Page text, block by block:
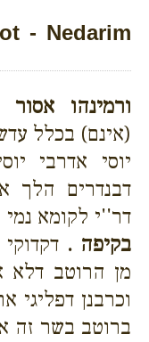
- Nedarim
ורמינהו
(אינם) בכלל
יוסי אדרבי
דבנדרים הלך
דר''י לקומא
בקיפה .
מן הרוטב דלא
וכרבנן
ברוטב בשר זה